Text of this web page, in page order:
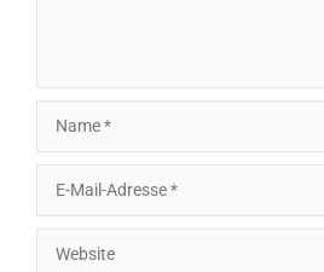
Mail-
Adresse